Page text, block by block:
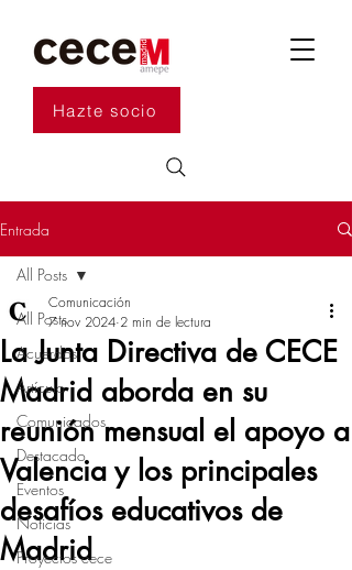
Hazte socio
Entrada
All Posts
Acuerdos
Artículo
Comunicados
Destacado
Eventos
Noticias
Proyectos cece
All Posts
La Junta Directiva de CECE
Madrid aborda en su
reunión mensual el apoyo a
Valencia y los principales
desafíos educativos de
Madrid
Comunicación
7 nov 2024 2 min de lectura